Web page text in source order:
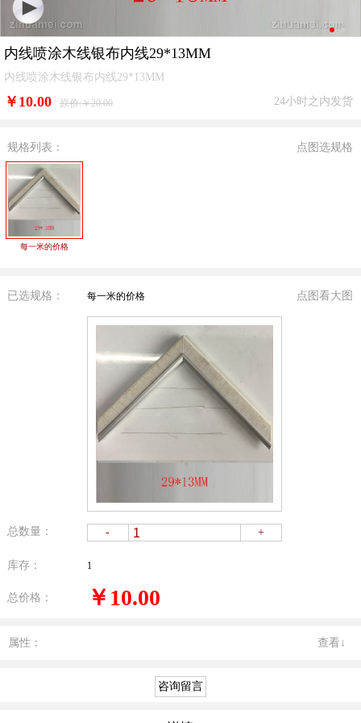
内线喷涂木线银布内线29*13MM
内线喷涂木线银布内线29*13MM
￥ 10.00 原价:￥20.00 24小时之内发货
规格列表： 点图选规格
每一米的价格
已选规格： 每一米的价格 点图看大图
总数量： - +
库存： 1
总价格： ￥10.00
属性： 查看↓